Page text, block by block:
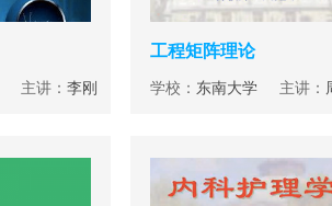
主讲： 李刚
工程矩阵理论
学校： 东南大学 主讲：